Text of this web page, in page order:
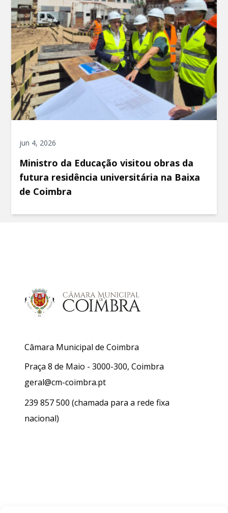
jun 4, 2026
Ministro da Educação visitou obras da
futura residência universitária na Baixa
de Coimbra
Câmara Municipal de Coimbra
Praça 8 de Maio - 3000-300, Coimbra
geral@cm-coimbra.pt
239 857 500 (chamada para a rede fixa
nacional)